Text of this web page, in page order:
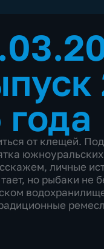
от клещей.
личные
но рыбаки не